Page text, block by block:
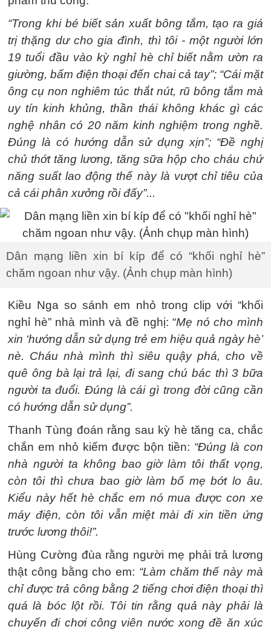
“Trong khi bé biết sản xuất bông tắm, tạo ra giá
trị thặng dư cho gia đình, thì tôi - một người lớn
19 tuổi đầu vào kỳ nghỉ hè chỉ biết nằm ườn ra
giường, bấm điện thoại đến chai cả tay”; “Cái mặt
ông cụ non nghiêm túc thắt nút, rũ bông tắm mà
uy tín kinh khủng, thần thái không khác gì các
nghệ nhân có 20 năm kinh nghiệm trong nghề.
Đúng là có hướng dẫn sử dụng xịn”; “Đề nghị
chủ thớt tăng lương, tăng sữa hộp cho cháu chứ
năng suất lao động thế này là vượt chỉ tiêu của
cả cái phân xưởng rồi đấy”...
Dân mạng liền xin bí kíp để có “khối nghỉ hè”
chăm ngoan như vậy. (Ảnh chụp màn hình)
Kiều Nga so sánh em nhỏ trong clip với “khối
nghỉ hè” nhà mình và đề nghị: “Mẹ nó cho mình
xin ‘hướng dẫn sử dụng trẻ em hiệu quả ngày hè’
nè. Cháu nhà mình thì siêu quậy phá, cho về
quê ông bà lại trả lại, đi sang chú bác thì 3 bữa
người ta đuổi. Đúng là cái gì trong đời cũng cần
có hướng dẫn sử dụng”.
Thanh Tùng đoán rằng sau kỳ hè tăng ca, chắc
chắn em nhỏ kiếm được bộn tiền: “Đúng là con
nhà người ta không bao giờ làm tôi thất vọng,
còn tôi thì chưa bao giờ làm bố mẹ bớt lo âu.
Kiểu này hết hè chắc em nó mua được con xe
máy điện, còn tôi vẫn miệt mài đi xin tiền ứng
trước lương thôi!”.
Hùng Cường đùa rằng người mẹ phải trả lương
thật công bằng cho em: “Làm chăm thế này mà
chỉ được trả công bằng 2 tiếng chơi điện thoại thì
quá là bóc lột rồi. Tôi tin rằng quả này phải là
chuyến đi chơi công viên nước xong đề ăn xúc